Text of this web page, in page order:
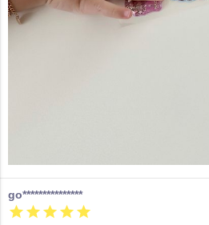
go***************
